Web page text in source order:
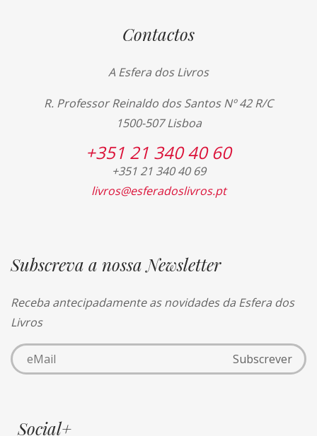
Contactos
A Esfera dos Livros
R. Professor Reinaldo dos Santos Nº 42 R/C
1500-507 Lisboa
+351 21 340 40 60
+351 21 340 40 69
livros@esferadoslivros.pt
Subscreva a nossa Newsletter
Receba antecipadamente as novidades da Esfera dos
Livros
Social+